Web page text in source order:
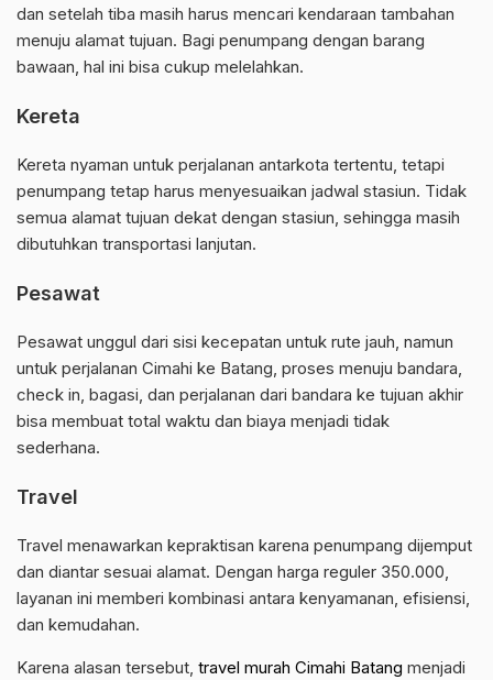
dan setelah tiba masih harus mencari kendaraan tambahan
menuju alamat tujuan. Bagi penumpang dengan barang
bawaan, hal ini bisa cukup melelahkan.
Kereta
Kereta nyaman untuk perjalanan antarkota tertentu, tetapi
penumpang tetap harus menyesuaikan jadwal stasiun. Tidak
semua alamat tujuan dekat dengan stasiun, sehingga masih
dibutuhkan transportasi lanjutan.
Pesawat
Pesawat unggul dari sisi kecepatan untuk rute jauh, namun
untuk perjalanan Cimahi ke Batang, proses menuju bandara,
check in, bagasi, dan perjalanan dari bandara ke tujuan akhir
bisa membuat total waktu dan biaya menjadi tidak
sederhana.
Travel
Travel menawarkan kepraktisan karena penumpang dijemput
dan diantar sesuai alamat. Dengan harga reguler 350.000,
layanan ini memberi kombinasi antara kenyamanan, efisiensi,
dan kemudahan.
Karena alasan tersebut, travel murah Cimahi Batang menjadi